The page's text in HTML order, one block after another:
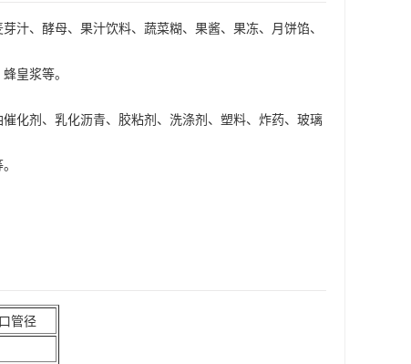
、酵母、果汁饮料、蔬菜糊、果酱、果冻、月饼馅、
皇浆等。
化剂、乳化沥青、胶粘剂、洗涤剂、塑料、炸药、玻璃
管径